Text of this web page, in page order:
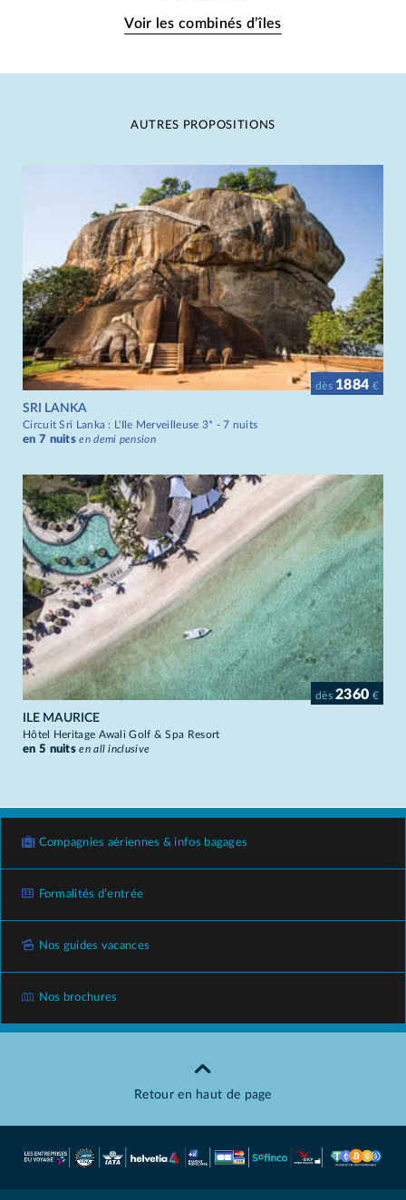
Voir les combinés d’îles
AUTRES PROPOSITIONS
dès 1884 €
SRI LANKA
Circuit Sri Lanka : L'Ile Merveilleuse 3* - 7 nuits
en 7 nuitsen demi pension
dès2360 €
ILE MAURICE
Hôtel Heritage Awali Golf & Spa Resort
en 5 nuitsen all inclusive
Compagnies aériennes & infos bagages
Formalités d’entrée
Nos guides vacances
Nos brochures
Retour en haut de page